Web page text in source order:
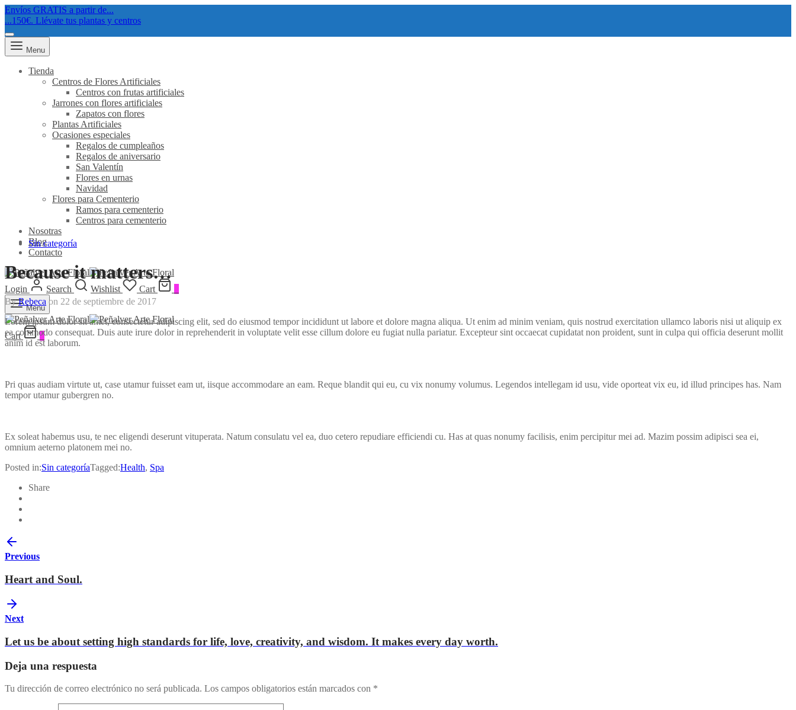
Envíos GRATIS a partir de...
...150€. Llévate tus plantas y centros
Menu
Tienda
Centros de Flores Artificiales
Centros con frutas artificiales
Jarrones con flores artificiales
Zapatos con flores
Plantas Artificiales
Ocasiones especiales
Regalos de cumpleaños
Regalos de aniversario
San Valentín
Flores en urnas
Navidad
Flores para Cementerio
Ramos para cementerio
Centros para cementerio
Nosotras
Blog
Contacto
Login Search Wishlist Cart
Menu
Cart 0
Sin categoría
Because it matters…
ByRebeca on 22 de septiembre de 2017
Lorem ipsum dolor sit amet, consectetur adipiscing elit, sed do eiusmod tempor incididunt ut labore et dolore magna aliqua. Ut enim ad minim veniam, quis nostrud exercitation ullamco laboris nisi ut aliquip ex
ea commodo consequat. Duis aute irure dolor in reprehenderit in voluptate velit esse cillum dolore eu fugiat nulla pariatur. Excepteur sint occaecat cupidatat non proident, sunt in culpa qui officia deserunt mollit
anim id est laborum.
Pri quas audiam virtute ut, case utamur fuisset eam ut, iisque accommodare an eam. Reque blandit qui eu, cu vix nonumy volumus. Legendos intellegam id usu, vide oporteat vix eu, id illud principes has. Nam
tempor utamur gubergren no.
Ex soleat habemus usu, te nec eligendi deserunt vituperata. Natum consulatu vel ea, duo cetero repudiare efficiendi cu. Has at quas nonumy facilisis, enim percipitur mei ad. Mazim possim adipisci sea ei,
omnium aeterno platonem mei no.
Posted in:Sin categoríaTagged:Health, Spa
Share
Previous
Heart and Soul.
Next
Let us be about setting high standards for life, love, creativity, and wisdom. It makes every day worth.
Deja una respuesta
Tu dirección de correo electrónico no será publicada. Los campos obligatorios están marcados con *